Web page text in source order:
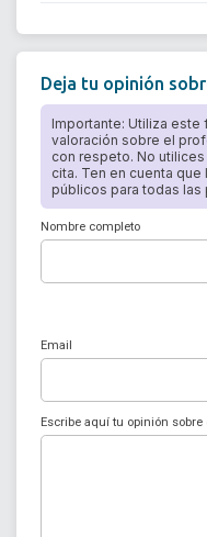
Deja tu opinión
Importante: Utiliza este
valoración sobre el
con respeto. No
cita. Ten en cuenta
públicos para todas
Nombre completo
Email
Escribe aquí tu opinión sobre